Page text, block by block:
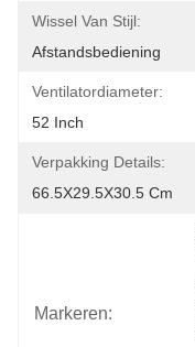
Wissel Van Stijl:
Afstandsbediening
Ventilatordiameter:
52 Inch
Verpakking Details:
66.5X29.5X30.5 Cm
Markeren: